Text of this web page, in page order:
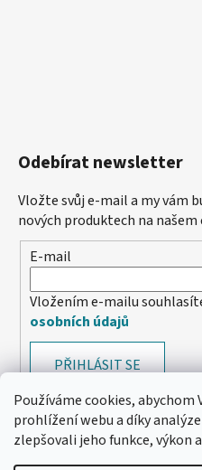
Používáme cookies,
prohlížení webu a díky
zlepšovali jeho funkce, výkon
Odebírat newsletter
Vložte svůj e-mail a my vám
nových produktech na našem
E-mail
Vložením e-mailu
osobních údajů
PŘIHLÁSIT SE